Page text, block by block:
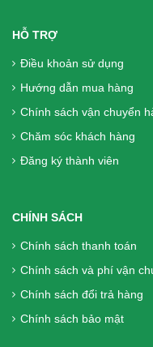
HỖ TRỢ
Điều khoản sử dụng
Hướng dẫn mua hàng
Chính sách vận chuyển
Chăm sóc khách hàng
Đăng ký thành viên
CHÍNH SÁCH
Chính sách thanh toán
Chính sách và phí vận
Chính sách đổi trả hàng
Chính sách bảo mật